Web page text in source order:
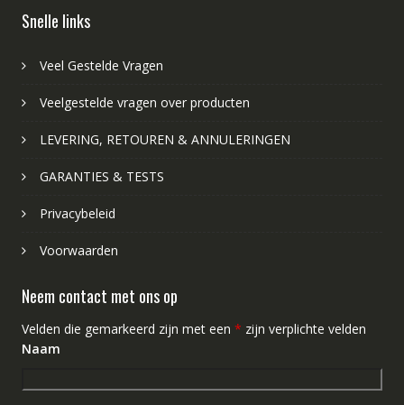
Snelle links
Veel Gestelde Vragen
Veelgestelde vragen over producten
LEVERING, RETOUREN & ANNULERINGEN
GARANTIES & TESTS
Privacybeleid
Voorwaarden
Neem contact met ons op
Velden die gemarkeerd zijn met een * zijn verplichte velden
Naam